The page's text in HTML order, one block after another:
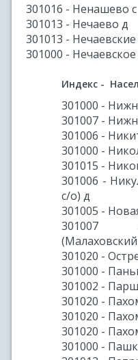
301016 - Ненашево с
301013 - Нечаево д
301013 -
301000 -
Индекс -
301000 -
301007 -
301006 -
301000 -
301015 -
301006 -
с/о) д
301005 -
301007
301020 -
301000 -
301002 -
301020 -
301020 -
301020 -
301000 -